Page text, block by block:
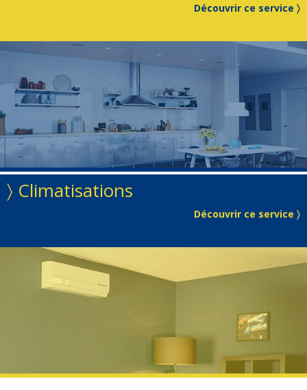
Découvrir ce service 〉
〉 Climatisations
Découvrir ce service 〉